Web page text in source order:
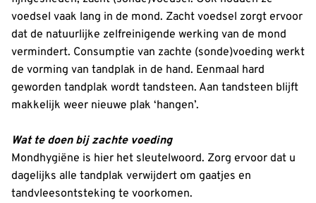
voedsel vaak lang in de mond. Zacht voedsel zorgt ervoor
dat de natuurlijke zelfreinigende werking van de mond
vermindert. Consumptie van zachte (sonde)voeding werkt
de vorming van tandplak in de hand. Eenmaal hard
geworden tandplak wordt tandsteen. Aan tandsteen blijft
makkelijk weer nieuwe plak ‘hangen’.
Wat te doen bij zachte voeding
Mondhygiëne is hier het sleutelwoord. Zorg ervoor dat u
dagelijks alle tandplak verwijdert om gaatjes en
tandvleesontsteking te voorkomen.